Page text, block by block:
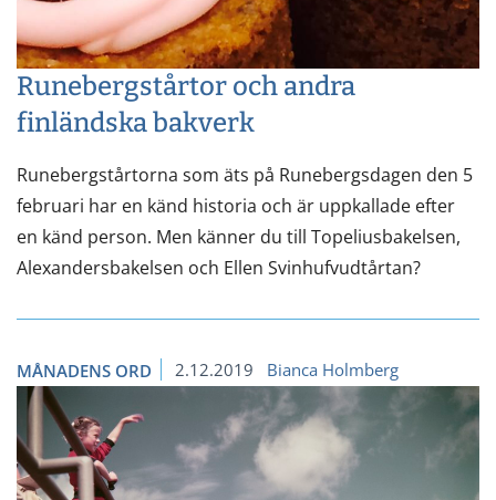
Runebergstårtor och andra
finländska bakverk
Runebergstårtorna som äts på Runebergsdagen den 5
februari har en känd historia och är uppkallade efter
en känd person. Men känner du till Topeliusbakelsen,
Alexandersbakelsen och Ellen Svinhufvudtårtan?
MÅNADENS ORD 2.12.2019 Bianca Holmberg